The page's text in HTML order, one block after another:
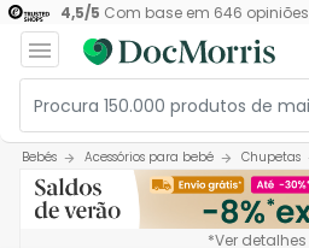
4,5/5 Com base em 646 opiniões
Bebés Acessórios para bebé Chupetas
*Ver detalhes